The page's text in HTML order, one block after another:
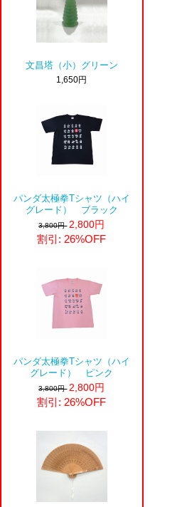
文昌塔（小）グリーン
1,650円
パンダ太極拳Tシャツ（ハイ
グレード） ブラック
3,800円 2,800円
割引: 26%OFF
パンダ太極拳Tシャツ（ハイ
グレード） ピンク
3,800円 2,800円
割引: 26%OFF